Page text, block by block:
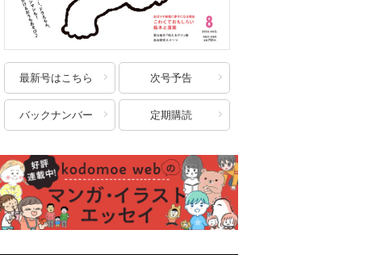
最新号はこちら 次号予告
バックナンバー 定期購読